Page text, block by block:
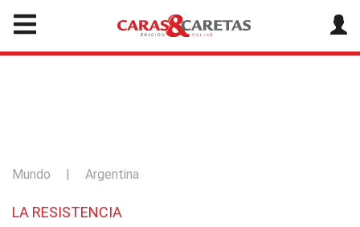
Mundo | Argentina
LA RESISTENCIA